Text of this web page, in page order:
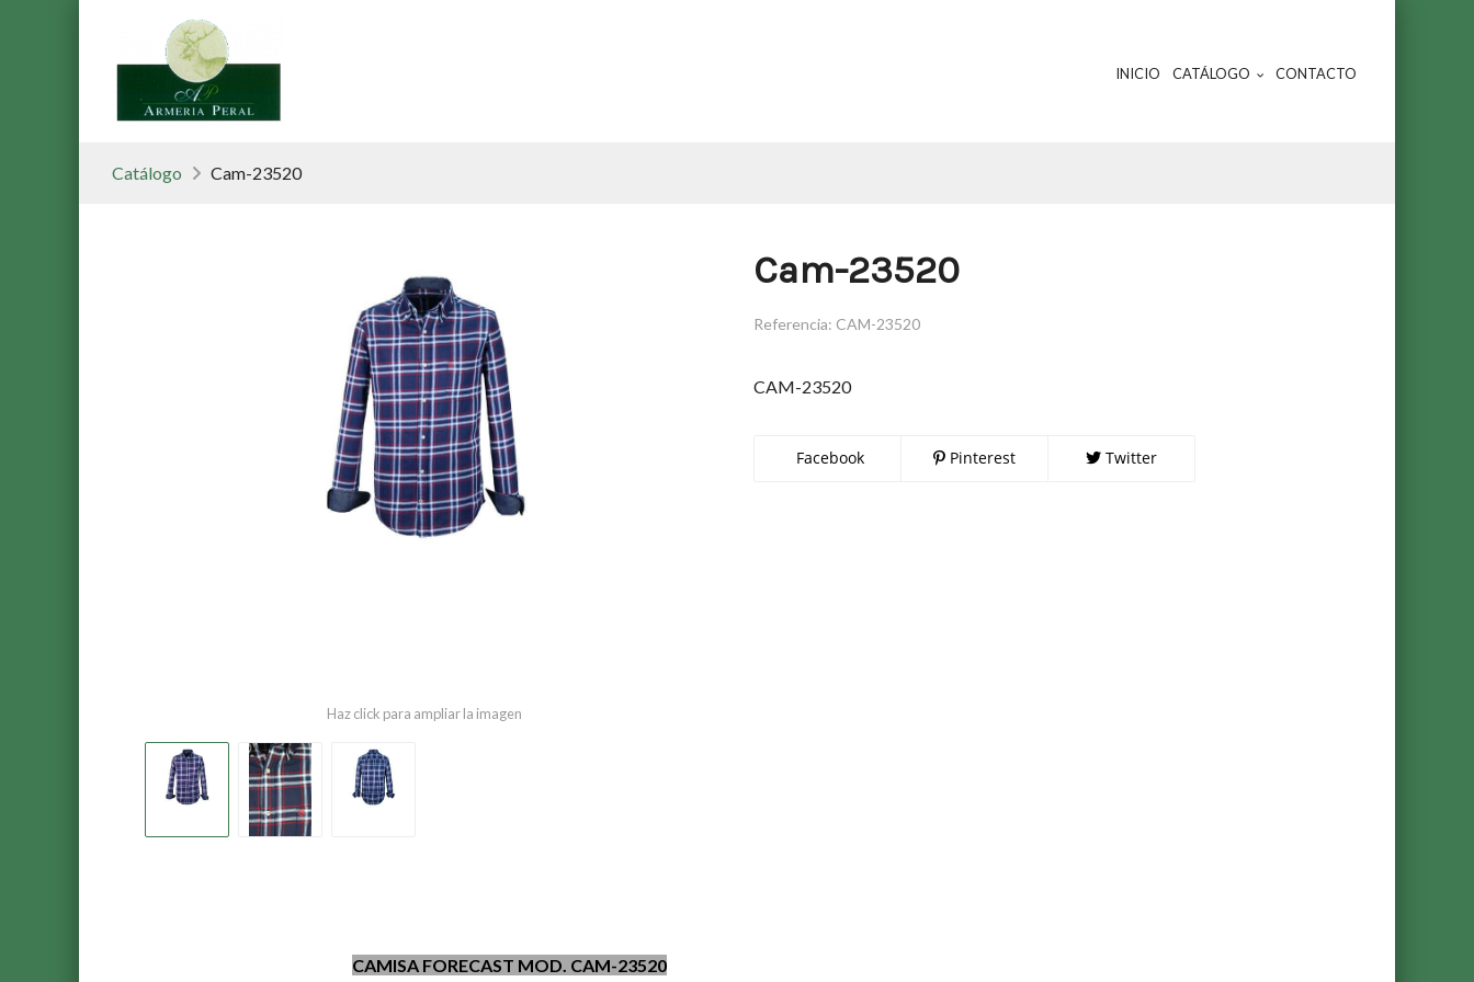
INICIO CATÁLOGO CONTACTO
Catálogo Cam-23520
Haz click para ampliar la imagen
Cam-23520
Referencia: CAM-23520
CAM-23520
Facebook Pinterest Twitter
CAMISA FORECAST MOD. CAM-23520